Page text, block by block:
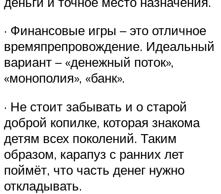
· Финансовые игры – это отличное
времяпрепровождение. Идеальный
вариант – «денежный поток»,
«монополия», «банк».
· Не стоит забывать и о старой
доброй копилке, которая знакома
детям всех поколений. Таким
образом, карапуз с ранних лет
поймёт, что часть денег нужно
откладывать.